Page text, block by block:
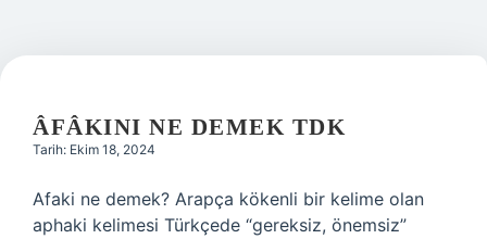
ÂFÂKINI NE DEMEK TDK
Tarih: Ekim 18, 2024
Afaki ne demek? Arapça kökenli bir kelime olan
aphaki kelimesi Türkçede “gereksiz, önemsiz”